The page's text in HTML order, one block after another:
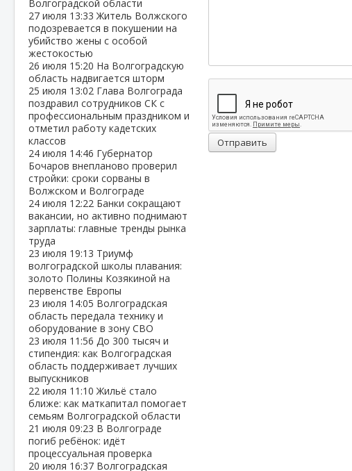
Волгоградской области
27 июля 13:33Житель Волжского
подозревается в покушении на
убийство жены с особой
жестокостью
26 июля 15:20 На Волгоградскую
область надвигается шторм
25 июля 13:02 Глава Волгограда
поздравил сотрудников СК с
профессиональным праздником и
отметил работу кадетских
классов
24 июля 14:46 Губернатор
Бочаров внепланово проверил
стройки: сроки сорваны в
Волжском и Волгограде
24 июля 12:22 Банки сокращают
вакансии, но активно поднимают
зарплаты: главные тренды рынка
труда
23 июля 19:13 Триумф
волгоградской школы плавания:
золото Полины Козякиной на
первенстве Европы
23 июля 14:05 Волгоградская
область передала технику и
оборудование в зону СВО
23 июля 11:56 До 300 тысяч и
стипендия: как Волгоградская
область поддерживает лучших
выпускников
22 июля 11:10Жильё стало
ближе: как маткапитал помогает
семьям Волгоградской области
21 июля 09:23 В Волгограде
погиб ребёнок: идёт
процессуальная проверка
20 июля 16:37 Волгоградская
Отправить